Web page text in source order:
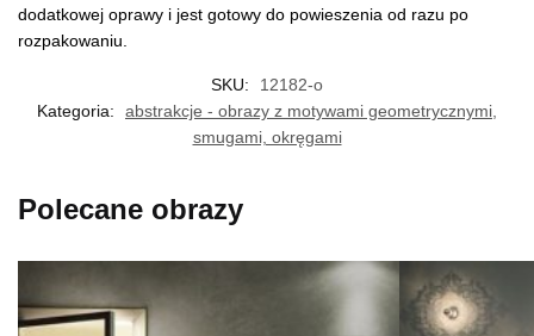
dodatkowej oprawy i jest gotowy do powieszenia od razu po
rozpakowaniu.
SKU:
12182-o
Kategoria:
abstrakcje - obrazy z motywami geometrycznymi,
smugami, okręgami
Polecane obrazy